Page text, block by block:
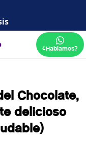
¿Hablamos?
Chocolate,
delicioso